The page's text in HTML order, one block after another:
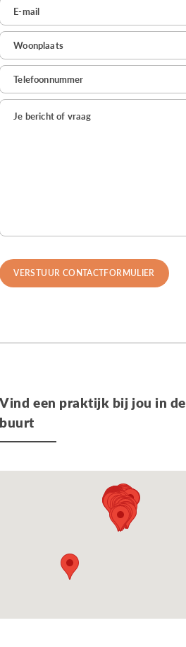
Vind een praktijk bij jou in de
buurt